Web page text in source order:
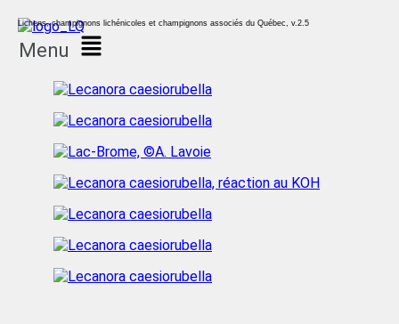
Lichens, champignons lichénicoles et champignons associés du Québec, v.2.5
Menu